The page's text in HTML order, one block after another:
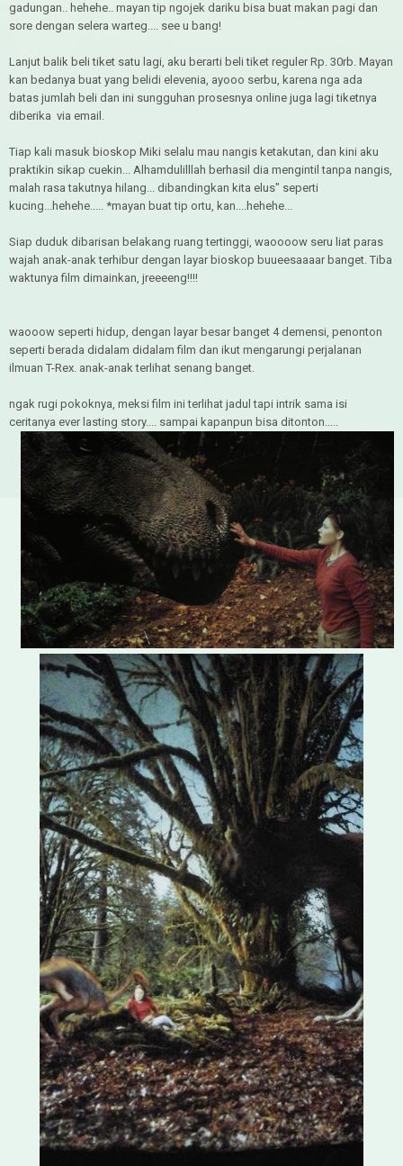
gadungan.. hehehe.. mayan tip ngojek dariku bisa buat makan pagi dan
sore dengan selera warteg.... see u bang!
Lanjut balik beli tiket satu lagi, aku berarti beli tiket reguler Rp. 30rb. Mayan
kan bedanya buat yang belidi elevenia, ayooo serbu, karena nga ada
batas jumlah beli dan ini sungguhan prosesnya online juga lagi tiketnya
diberika via email.
Tiap kali masuk bioskop Miki selalu mau nangis ketakutan, dan kini aku
praktikin sikap cuekin... Alhamdulilllah berhasil dia mengintil tanpa nangis,
malah rasa takutnya hilang... dibandingkan kita elus" seperti
kucing...hehehe..... *mayan buat tip ortu, kan....hehehe...
Siap duduk dibarisan belakang ruang tertinggi, waoooow seru liat paras
wajah anak-anak terhibur dengan layar bioskop buueesaaaar banget. Tiba
waktunya film dimainkan, jreeeeng!!!!
waooow seperti hidup, dengan layar besar banget 4 demensi, penonton
seperti berada didalam didalam film dan ikut mengarungi perjalanan
ilmuan T-Rex. anak-anak terlihat senang banget.
ngak rugi pokoknya, meksi film ini terlihat jadul tapi intrik sama isi
ceritanya ever lasting story.... sampai kapanpun bisa ditonton.....